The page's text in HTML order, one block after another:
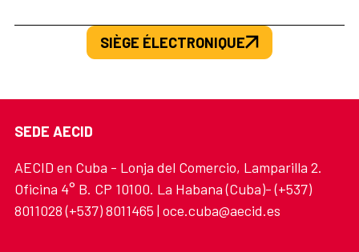
SIÈGE ÉLECTRONIQUE
SEDE AECID
AECID en Cuba - Lonja del Comercio, Lamparilla 2.
Oficina 4° B. CP 10100. La Habana (Cuba)- (+537)
8011028 (+537) 8011465 | oce.cuba@aecid.es